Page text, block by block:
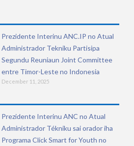
Prezidente Interinu ANC.IP no Atual
Administrador Tekniku Partisipa
Segundu Reuniaun Joint Committee
entre Timor-Leste no Indonesia
December 11, 2025
Prezidente Interinu ANC no Atual
Administrador Tékniku sai orador iha
Programa Click Smart for Youth no